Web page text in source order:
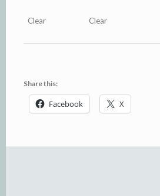
Clear Clear
Share this:
Facebook X